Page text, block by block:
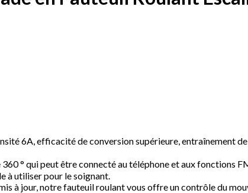
6A, efficacité de conversion supérieure, entraînement
​​° qui peut être connecté au téléphone et aux fonctions
à utiliser pour le soignant.
à jour, notre fauteuil roulant vous offre un contrôle du